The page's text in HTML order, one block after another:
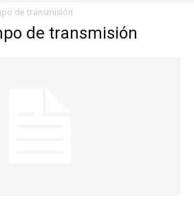
de transmisión
de transmisión